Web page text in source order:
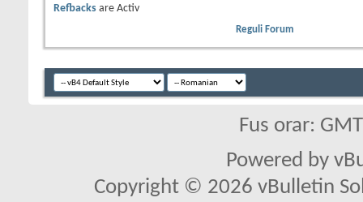
Refbacks are Activ
Reguli Forum
Fus orar:
Powered by
Copyright © 2026 vBulletin